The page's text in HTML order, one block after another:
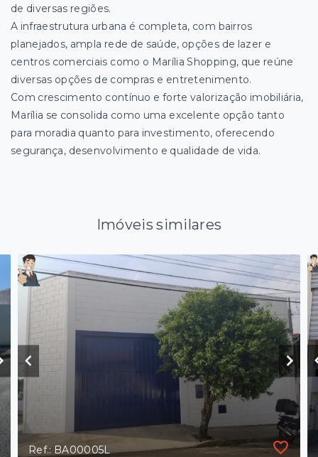
de diversas regiões.
A infraestrutura urbana é completa, com bairros
planejados, ampla rede de saúde, opções de lazer e
centros comerciais como o Marília Shopping, que reúne
diversas opções de compras e entretenimento.
Com crescimento contínuo e forte valorização imobiliária,
Marília se consolida como uma excelente opção tanto
para moradia quanto para investimento, oferecendo
segurança, desenvolvimento e qualidade de vida.
Imóveis similares
Ref.: BA00005L